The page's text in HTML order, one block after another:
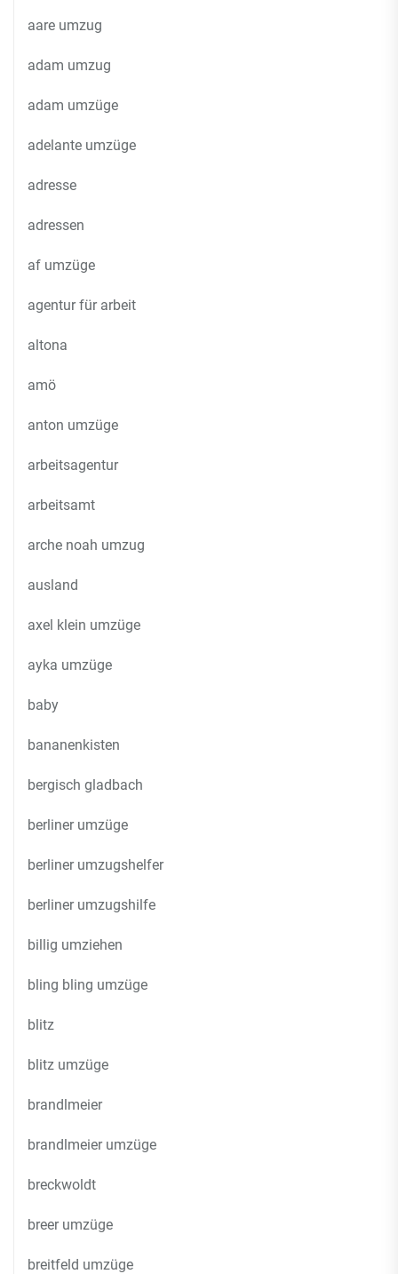
aare umzug
adam umzug
adam umzüge
adelante umzüge
adresse
adressen
af umzüge
agentur für arbeit
altona
amö
anton umzüge
arbeitsagentur
arbeitsamt
arche noah umzug
ausland
axel klein umzüge
ayka umzüge
baby
bananenkisten
bergisch gladbach
berliner umzüge
berliner umzugshelfer
berliner umzugshilfe
billig umziehen
bling bling umzüge
blitz
blitz umzüge
brandlmeier
brandlmeier umzüge
breckwoldt
breer umzüge
breitfeld umzüge